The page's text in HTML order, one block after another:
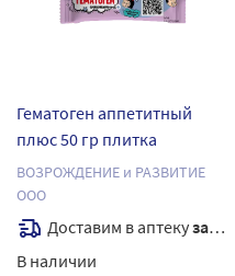
Гематоген аппетитный
плюс 50 гр плитка
ВОЗРОЖДЕНИЕ и РАЗВИТИЕ
ООО
Доставим в аптекузавтра
В наличии